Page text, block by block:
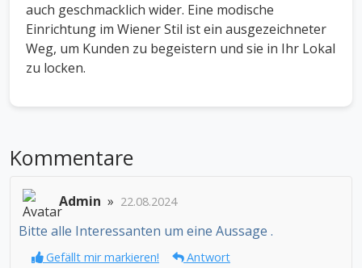
auch geschmacklich wider. Eine modische
Einrichtung im Wiener Stil ist ein ausgezeichneter
Weg, um Kunden zu begeistern und sie in Ihr Lokal
zu locken.
Kommentare
Admin » 22.08.2024
Bitte alle Interessanten um eine Aussage .
Gefällt mir markieren! Antwort